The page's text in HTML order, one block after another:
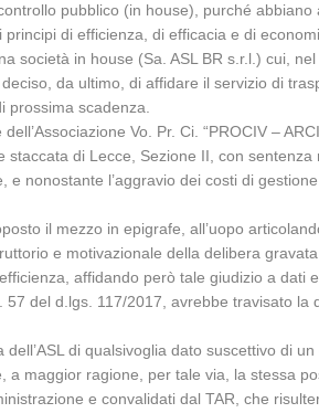
pubblico (in house), purché
di efficienza, di efficacia e di
società in house (Sa. ASL BR s.r.l.) cui,
da ultimo, di affidare il servizio di
prossima scadenza.
Vo. Pr. Ci. “PROCIV –
di Lecce, Sezione II, con
nonostante l’aggravio dei costi di
il mezzo in epigrafe, all’uopo
e motivazionale della delibera
affidando però tale giudizio a
del d.lgs. 117/2017, avrebbe travisato
di qualsivoglia dato suscettivo di
a maggior ragione, per tale via, la stessa
e convalidati dal TAR, che